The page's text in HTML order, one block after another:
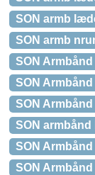
SON armb
SON armb
SON
SON
SON
SON armbånd
SON
SON